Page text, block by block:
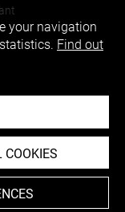
your navigation
Find out